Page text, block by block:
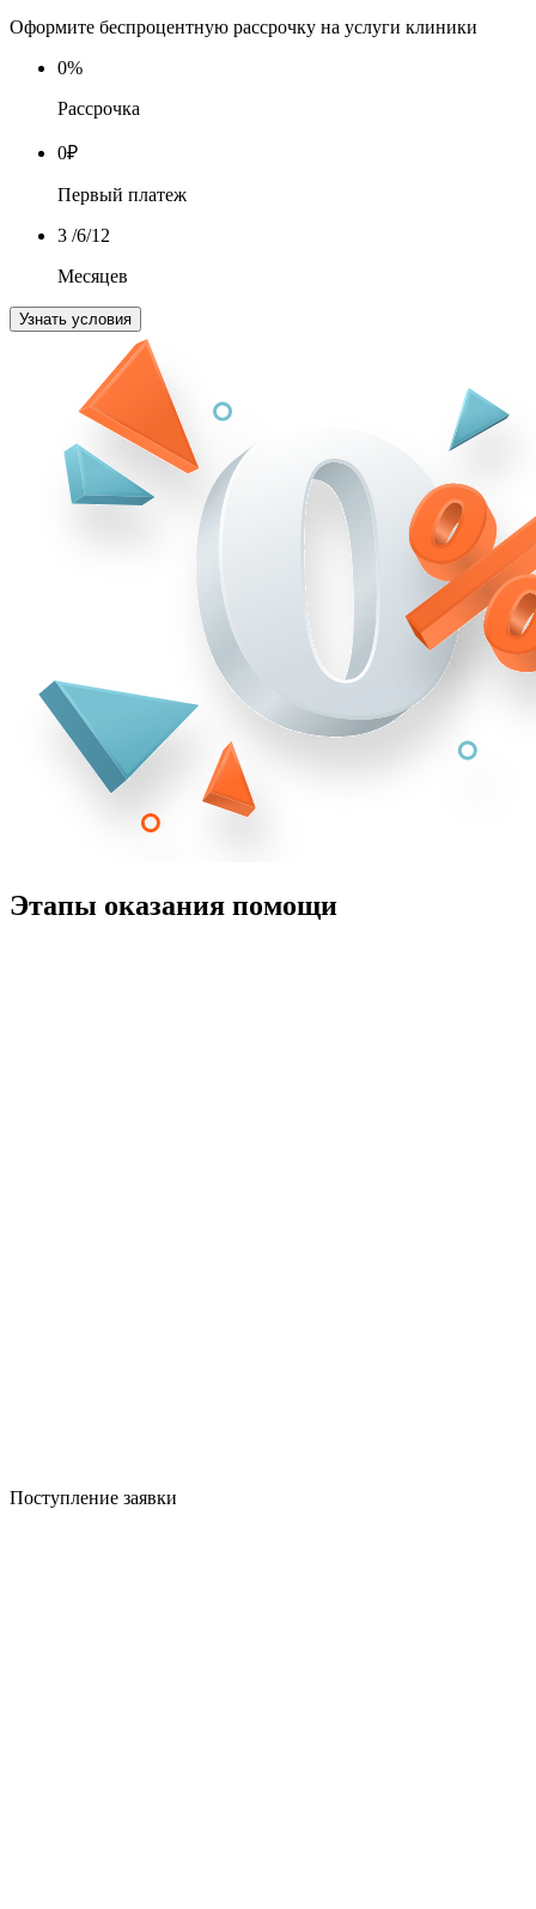
Оформите беспроцентную рассрочку на услуги клиники
0%
Рассрочка
0₽
Первый платеж
3 /6/12
Месяцев
Узнать условия
Этапы оказания помощи
Поступление заявки